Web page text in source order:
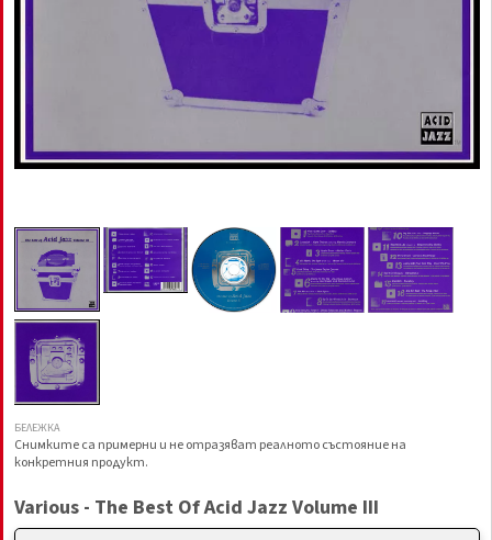
БЕЛЕЖКА
Снимките са примерни и не отразяват реалното състояние на
конкретния продукт.
Various - The Best Of Acid Jazz Volume III